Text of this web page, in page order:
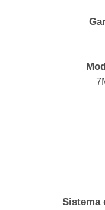
Sistema